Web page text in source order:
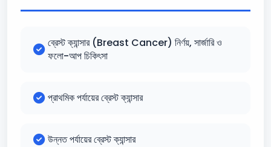
ব্রেস্ট ক্যান্সার (Breast Cancer) নির্ণয়, সার্জারি ও
ফলো-আপ চিকিৎসা
প্রাথমিক পর্যায়ের ব্রেস্ট ক্যান্সার
উন্নত পর্যায়ের ব্রেস্ট ক্যান্সার